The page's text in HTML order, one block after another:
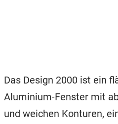
Das Design 2000 ist ein
Aluminium-Fenster mit
und weichen Konturen,